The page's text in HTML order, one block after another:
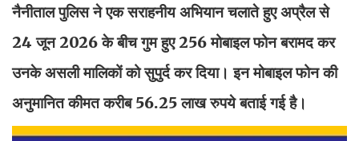
नैनीताल पुलिस ने एक सराहनीय अभियान चलाते हुए अप्रैल से
24 जून 2026 के बीच गुम हुए 256 मोबाइल फोन बरामद कर
उनके असली मालिकों को सुपुर्द कर दिया। इन मोबाइल फोन की
अनुमानित कीमत करीब 56.25 लाख रुपये बताई गई है।